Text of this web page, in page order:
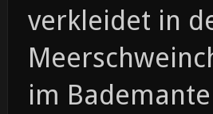
verkleidet in
im